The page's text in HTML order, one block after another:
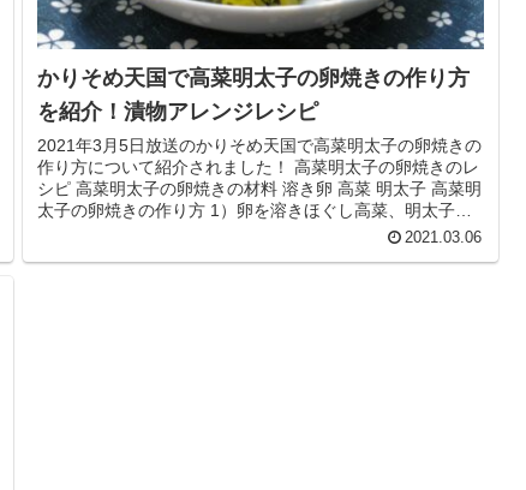
かりそめ天国で高菜明太子の卵焼きの作り方
を紹介！漬物アレンジレシピ
2021年3月5日放送のかりそめ天国で高菜明太子の卵焼きの
作り方について紹介されました！ 高菜明太子の卵焼きのレ
シピ 高菜明太子の卵焼きの材料 溶き卵 高菜 明太子 高菜明
太子の卵焼きの作り方 1）卵を溶きほぐし高菜、明太子を
2021.03.06